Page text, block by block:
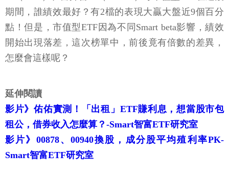
期間，誰績效最好？有2檔的表現大贏大盤近9個百分
點！但是，市值型ETF因為不同Smart beta影響，績效
開始出現落差，這次榜單中，前後竟有倍數的差異，
怎麼會這樣呢？
延伸閱讀
影片》佑佑實測！「出租」ETF賺利息，想當股市包
租公，借券收入怎麼算？-Smart智富ETF研究室
影片》00878、00940換股，成分股平均殖利率PK-
Smart智富ETF研究室